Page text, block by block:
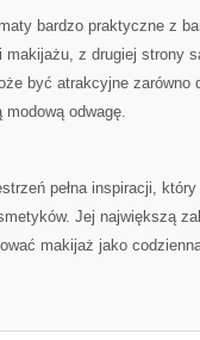
bardzo praktyczne z
makijażu, z drugiej strony
być atrakcyjne zarówno
odwagę.
pełna inspiracji,
Jej największą
makijaż jako